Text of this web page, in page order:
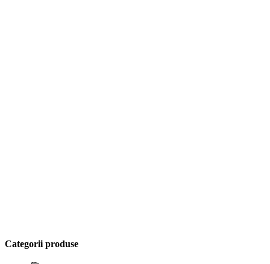
Categorii produse